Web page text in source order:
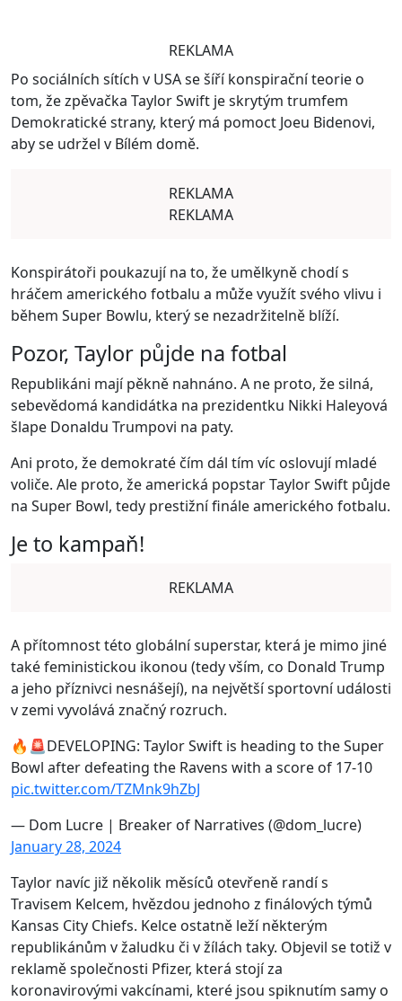
REKLAMA
Po sociálních sítích v USA se šíří konspirační teorie o
tom, že zpěvačka Taylor Swift je skrytým trumfem
Demokratické strany, který má pomoct Joeu Bidenovi,
aby se udržel v Bílém domě.
REKLAMA
REKLAMA
Konspirátoři poukazují na to, že umělkyně chodí s
hráčem amerického fotbalu a může využít svého vlivu i
během Super Bowlu, který se nezadržitelně blíží.
Pozor, Taylor půjde na fotbal
Republikáni mají pěkně nahnáno. A ne proto, že silná,
sebevědomá kandidátka na prezidentku Nikki Haleyová
šlape Donaldu Trumpovi na paty.
Ani proto, že demokraté čím dál tím víc oslovují mladé
voliče. Ale proto, že americká popstar Taylor Swift půjde
na Super Bowl, tedy prestižní finále amerického fotbalu.
Je to kampaň!
REKLAMA
A přítomnost této globální superstar, která je mimo jiné
také feministickou ikonou (tedy vším, co Donald Trump
a jeho příznivci nesnášejí), na největší sportovní události
v zemi vyvolává značný rozruch.
🔥🚨DEVELOPING: Taylor Swift is heading to the Super
Bowl after defeating the Ravens with a score of 17-10
pic.twitter.com/TZMnk9hZbJ
— Dom Lucre | Breaker of Narratives (@dom_lucre)
January 28, 2024
Taylor navíc již několik měsíců otevřeně randí s
Travisem Kelcem, hvězdou jednoho z finálových týmů
Kansas City Chiefs. Kelce ostatně leží některým
republikánům v žaludku či v žílách taky. Objevil se totiž v
reklamě společnosti Pfizer, která stojí za
koronavirovými vakcínami, které jsou spiknutím samy o